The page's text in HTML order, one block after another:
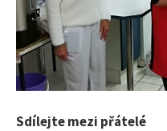
Sdílejte mezi přátelé